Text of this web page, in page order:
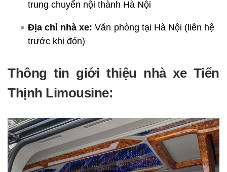
trung chuyển nội thành Hà Nội
Địa chỉ nhà xe: Văn phòng tại Hà Nội (liên hệ
trước khi đón)
Thông tin giới thiệu nhà xe Tiến
Thịnh Limousine: